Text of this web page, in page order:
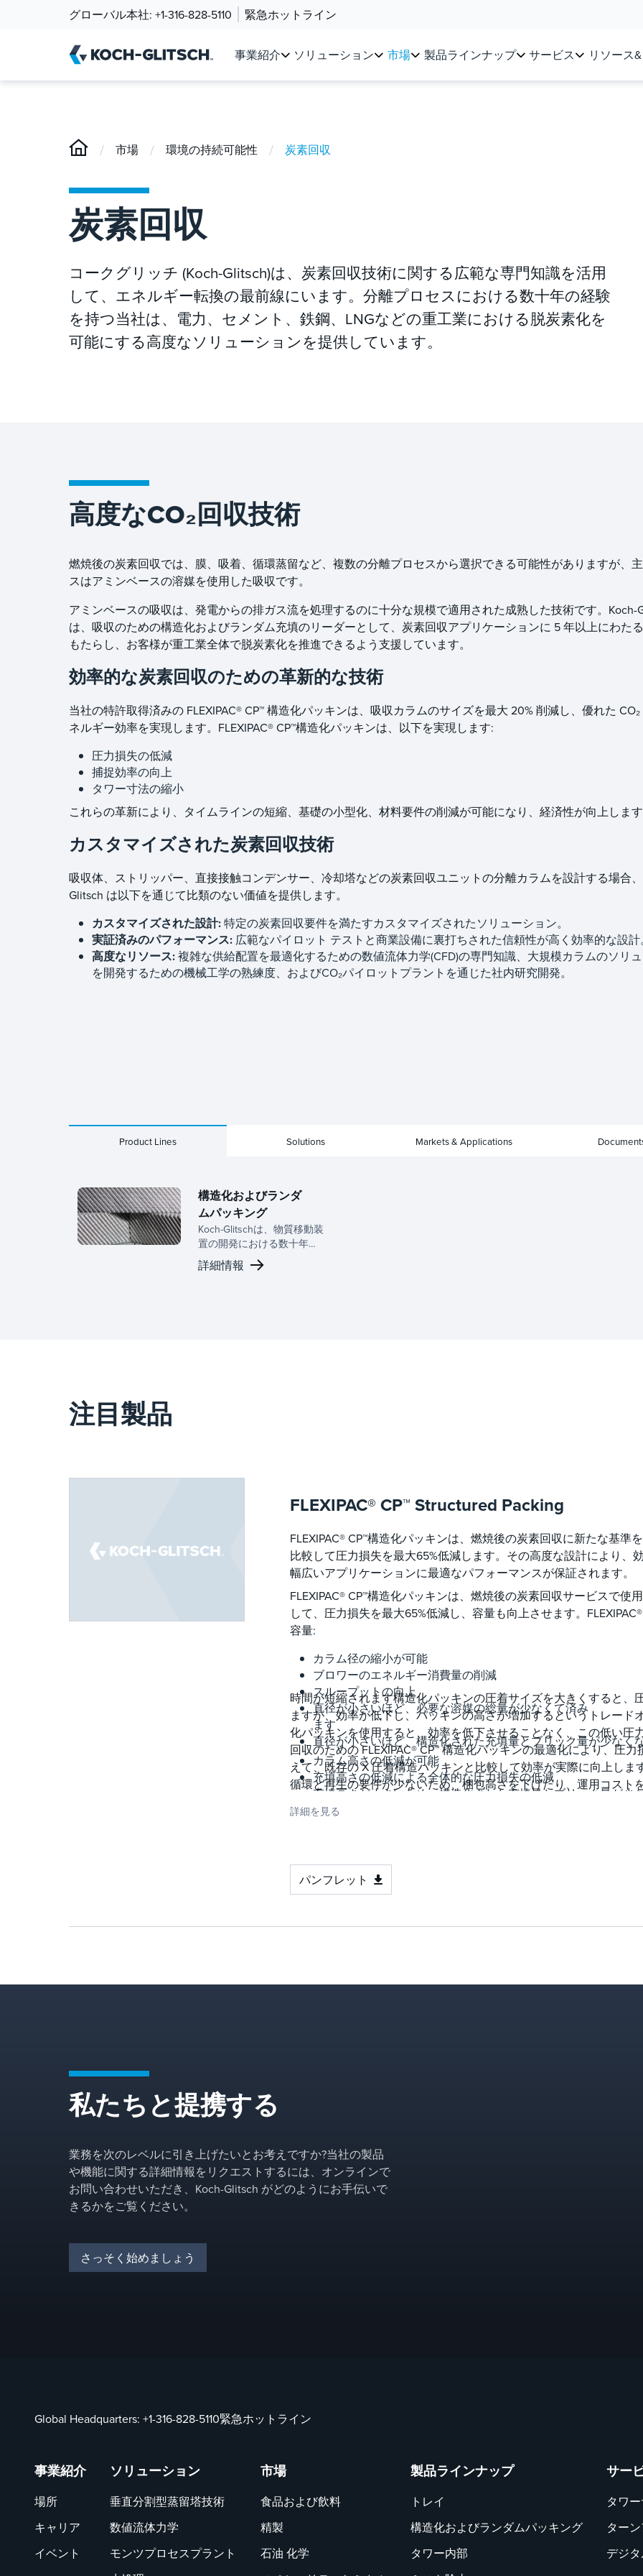
グローバル本社: +1-316-828-5110 緊急ホットライン
事業紹介 ソリューション 市場 製品ラインナップ サービス リソース
/ 市場 / 環境の持続可能性 / 炭素回収
炭素回収
コークグリッチ (Koch-Glitsch)は、炭素回収技術に関する広範な専門知識を活用
して、エネルギー転換の最前線にいます。分離プロセスにおける数十年の経験
を持つ当社は、電力、セメント、鉄鋼、LNGなどの重工業における脱炭素化を
可能にする高度なソリューションを提供しています。
高度なCO₂回収技術
燃焼後の炭素回収では、膜、吸着、循環蒸留など、複数の分離プロセスから選択できる可能性がありますが、
スはアミンベースの溶媒を使用した吸収です。
アミンベースの吸収は、発電からの排ガス流を処理するのに十分な規模で適用された成熟した技術です。Koch-
は、吸収のための構造化およびランダム充填のリーダーとして、炭素回収アプリケーションに 5 年以上にわた
もたらし、お客様が重工業全体で脱炭素化を推進できるよう支援しています。
効率的な炭素回収のための革新的な技術
当社の特許取得済みの FLEXIPAC® CP™ 構造化パッキンは、吸収カラムのサイズを最大 20% 削減し、優れた
ネルギー効率を実現します。FLEXIPAC® CP™構造化パッキンは、以下を実現します:
圧力損失の低減
捕捉効率の向上
タワー寸法の縮小
これらの革新により、タイムラインの短縮、基礎の小型化、材料要件の削減が可能になり、経済性が向上しま
カスタマイズされた炭素回収技術
吸収体、ストリッパー、直接接触コンデンサー、冷却塔などの炭素回収ユニットの分離カラムを設計する場合
Glitsch は以下を通じて比類のない価値を提供します。
カスタマイズされた設計:特定の炭素回収要件を満たすカスタマイズされたソリューション。
実証済みのパフォーマンス: 広範なパイロット テストと商業設備に裏打ちされた信頼性が高く効率的な設計
高度なリソース:複雑な供給配置を最適化するための数値流体力学(CFD)の専門知識、大規模カラムのソリ
を開発するための機械工学の熟練度、およびCO₂パイロットプラントを通じた社内研究開発。
Product Lines Solutions Markets & Applications
構造化およびランダ
ムパッキング
Koch-Glitschは、物質移動装
置の開発における数十年に
わたる専門知識と専任の研
究開発チームに裏打ちされ
詳細情報
注目製品
FLEXIPAC® CP™ Structured Packing
FLEXIPAC® CP™構造化パッキンは、燃焼後の炭素回収に新たな基準
比較して圧力損失を最大65%低減します。その高度な設計により、
幅広いアプリケーションに最適なパフォーマンスが保証されます。
FLEXIPAC® CP™構造化パッキンは、燃焼後の炭素回収サービスで使
して、圧力損失を最大65%低減し、容量も向上させます。
容量:
カラム径の縮小が可能
ブロワーのエネルギー消費量の削減
スループットの向上
直径が小さいほど、必要な溶媒の総量が少なくて済み
ます
直径が小さいほど、構造化された充填量とブリック量が少なく
時間が短縮されます構造化パッキンの圧着サイズを大きくすると、
ますが、効率が低下し、パッキンの高さが増加するというトレード
化パッキンを使用すると、効率を低下させることなく、この低い圧
回収のための FLEXIPAC® CP™ 構造化パッキンの最適化により、圧
えて、既存の X 圧着構造パッキンと比較して効率が実際に向上し
循環と再生の要件が少ないため、梱包高さを下げたり、運用コスト
カラム高さの低減が可能
充填高さの低減による全体的な圧力損失の低減
充填高さが小さいため、構造化された充填量とブリック量が少
されます 同じ充填高さでの回収効率の向上
詳細を見る
パンフレット
私たちと提携する
業務を次のレベルに引き上げたいとお考えですか?当社の製品
や機能に関する詳細情報をリクエストするには、オンラインで
お問い合わせいただき、Koch-Glitsch がどのようにお手伝いで
きるかをご覧ください。
さっそく始めましょう
Global Headquarters: +1-316-828-5110緊急ホットライン
事業紹介
場所
キャリア
イベント
ソリューション
垂直分割型蒸留塔技術
数値流体力学
モンツプロセスプラント
市場
食品および飲料
精製
石油 化学
製品ラインナップ
トレイ
構造化およびランダムパッキング
タワー内部
サー
タワ
ター
デジ